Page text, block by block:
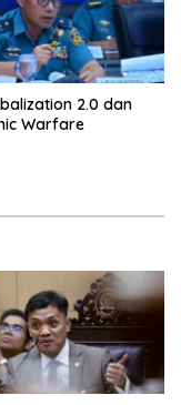
2.0 dan
Warfare